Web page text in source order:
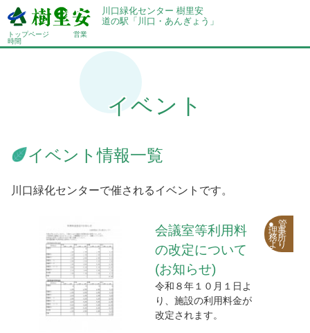
川口緑化センター 樹里安
道の駅「川口・あんぎょう」
トップページ
営業
時間
イベント
イベント情報一覧
川口緑化センターで催されるイベントです。
管
理事
務所
より
会議室等利用料
の改定について
(お知らせ)
令和８年１０月１日よ
り、施設の利用料金が
改定されます。